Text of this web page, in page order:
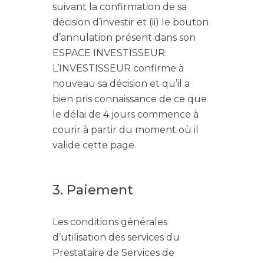
suivant la confirmation de sa
décision d’investir et (ii) le bouton
d’annulation présent dans son
ESPACE INVESTISSEUR.
L’INVESTISSEUR confirme à
nouveau sa décision et qu’il a
bien pris connaissance de ce que
le délai de 4 jours commence à
courir à partir du moment où il
valide cette page.
3. Paiement
Les conditions générales
d’utilisation des services du
Prestataire de Services de